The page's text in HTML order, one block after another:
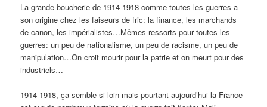
La grande boucherie de 1914-1918 comme toutes les guerres a
son origine chez les faiseurs de fric: la finance, les marchands
de canon, les impérialistes…Mêmes ressorts pour toutes les
guerres: un peu de nationalisme, un peu de racisme, un peu de
manipulation…On croit mourir pour la patrie et on meurt pour des
industriels…
1914-1918, ça semble si loin mais pourtant aujourd’hui la France